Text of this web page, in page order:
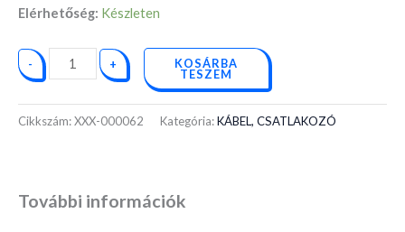
Elérhetőség: Készleten
- + KOSÁRBA
TESZEM
Cikkszám:XXX-000062 Kategória:KÁBEL, CSATLAKOZÓ
További információk